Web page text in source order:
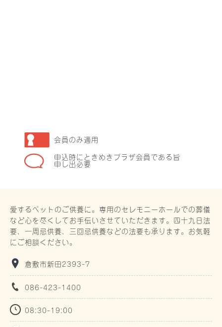
会員のみ適用
申込時にときめきプラザ会員である旨
申し出必要
愛するペットのご供養に。専用のセレモニーホールでの葬儀
など心を尽くしてお手伝いさせていただきます。四十九日法
要、一周忌供養、三回忌供養などの法要も承ります。お気軽
にご相談ください。
倉敷市新田2393-7
086-423-1400
08:30-19:00